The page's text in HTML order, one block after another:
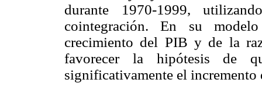
durante 1970-1999,
cointegración. En su
crecimiento del PIB y de la
favorecer la hipótesis de
significativamente el